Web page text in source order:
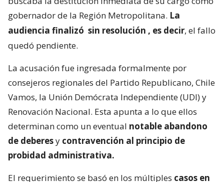
gobernador de la Región Metropolitana. La
audiencia finalizó sin resolución , es decir, el fallo
quedó pendiente.
La acusación fue ingresada formalmente por
consejeros regionales del Partido Republicano, Chile
Vamos, la Unión Demócrata Independiente (UDI) y
Renovación Nacional. Esta apunta a lo que ellos
determinan como un eventual notable abandono
de deberesy contravención al principio de
probidad administrativa.
El requerimiento se basó en los múltiples casos en